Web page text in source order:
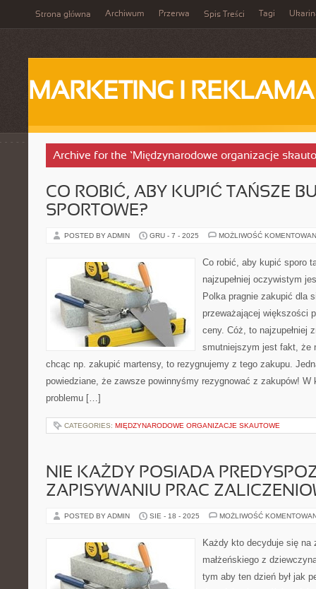
Strona główna Archiwum Przerwa Spis Treści Tagi
MARKETING I REKLAMA
Archive for the ‘Międzynarodowe organizacje
CO ROBIĆ, ABY KUPIĆ TAŃSZE
SPORTOWE?
POSTED BY ADMIN GRU - 7 - 2025 MOŻLIWOŚĆ
Co robić, aby kupić sporo
najzupełniej oczywistym
Polka pragnie zakupić dla
przeważającej większości
ceny. Cóż, to najzupełniej
smutniejszym jest fakt, że
chcąc np. zakupić martensy, to rezygnujemy z tego zakupu.
powiedziane, że zawsze powinnyśmy rezygnować z zakupów! W
problemu […]
CATEGORIES: MIĘDZYNARODOWE ORGANIZACJE SKAUTOWE
NIE KAŻDY POSIADA
ZAPISYWANIU PRAC
POSTED BY ADMIN SIE - 18 - 2025 MOŻLIWOŚĆ
Każdy kto decyduje się na
małżeńskiego z
tym aby ten dzień był jak